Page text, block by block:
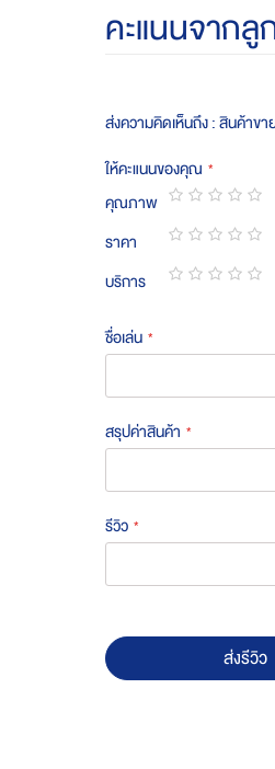
คะแนนจากลู
ส่งความคิดเห็นถึง : สินค้าข
ให้คะแนนของคุณ
คุณภาพ
1
star
2
stars
3
stars
4
stars
5
stars
ราคา
1
star
2
stars
3
stars
4
stars
5
stars
บริการ
ชื่อเล่น
สรุปค่าสินค้า
รีวิว
ส่งรีวิว